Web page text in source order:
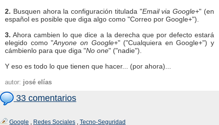
2. Busquen ahora la configuración titulada "Email via Google+" (en
español es posible que diga algo como "Correo por Google+").
3. Ahora cambien lo que dice a la derecha que por defecto estará
elegido como "Anyone on Google+" ("Cualquiera en Google+") y
cámbienlo para que diga "No one" ("nadie").
Y eso es todo lo que tienen que hacer... (por ahora)...
autor: josé elías
33 comentarios
Google , Redes Sociales , Tecno-Seguridad